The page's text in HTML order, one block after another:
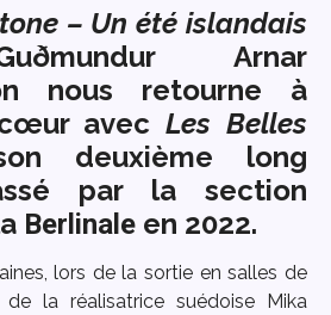
– Un été islandais
Arnar
nous retourne à
avecLes Belles
deuxième long
par la section
Berlinale en 2022.
lors de la sortie en salles de
de la réalisatrice suédoise Mika